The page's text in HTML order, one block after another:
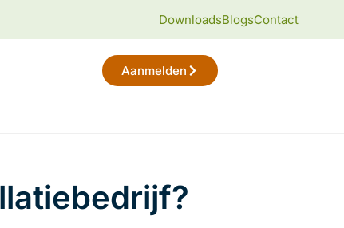
DownloadsBlogsContact
Aanmelden